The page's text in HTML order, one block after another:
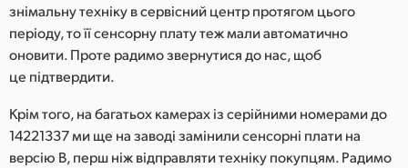
UAE
Ukraine
United Kingdom
United States
знімальну техніку в сервісний центр протягом цього
періоду, то її сенсорну плату теж мали автоматично
оновити. Проте радимо звернутися до нас, щоб
це підтвердити.
Крім того, на багатьох камерах із серійними номерами до
14221337 ми ще на заводі замінили сенсорні плати на
версію B, перш ніж відправляти техніку покупцям. Радимо